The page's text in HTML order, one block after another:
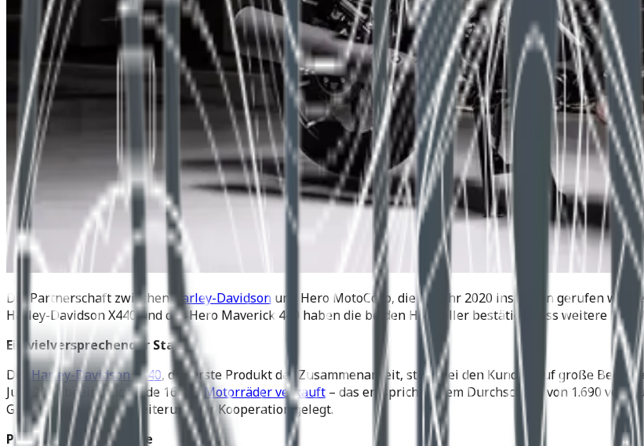
Die Partnerschaft zwischenHarley-Davidson und Hero MotoCorp, die im Jahr 2020 ins Leben gerufen
Harley-Davidson X440 und des Hero Maverick 440 haben die beiden Hersteller bestätigt, dass weitere
Ein vielversprechender Start
DerHarley-Davidson X440, das erste Produkt der Zusammenarbeit, stieß bei den Kunden auf große
Juni 2024 beeindruckende 16.898Motorräder verkauft – das entspricht einem Durchschnitt von 1.690
Grundstein für die Erweiterung der Kooperation gelegt.
Pläne für neue Modelle